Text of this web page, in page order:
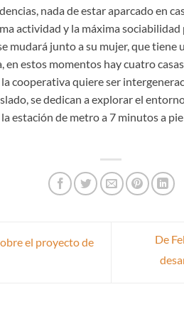
nada de estar aparcado en
actividad y la máxima
mudará junto a su mujer, que tiene
estos momentos hay cuatro
cooperativa quiere ser
se dedican a explorar el
estación de metro a 7 minutos a
el proyecto de
De